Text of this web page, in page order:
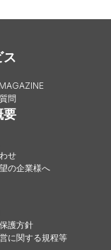
ス
問
要
せ
の企業様へ
護方針
に関する規程等